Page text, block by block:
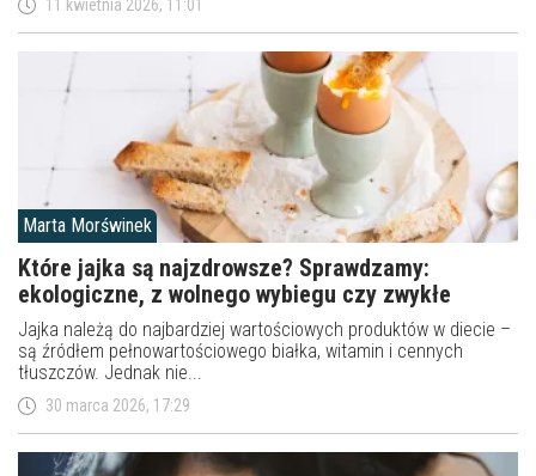
11 kwietnia 2026, 11:01
Marta Morświnek
Które jajka są najzdrowsze? Sprawdzamy:
ekologiczne, z wolnego wybiegu czy zwykłe
Jajka należą do najbardziej wartościowych produktów w diecie –
są źródłem pełnowartościowego białka, witamin i cennych
tłuszczów. Jednak nie...
30 marca 2026, 17:29